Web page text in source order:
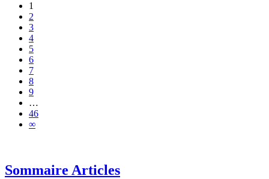
1
2
3
4
5
6
7
8
9
…
46
∞
Sommaire Articles